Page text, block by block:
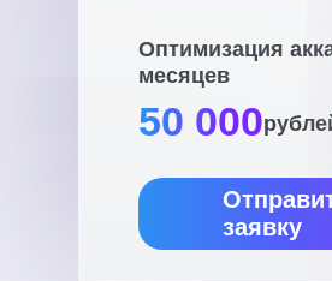
Оптимизация
месяцев
50 000
заявку